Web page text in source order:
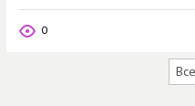
0